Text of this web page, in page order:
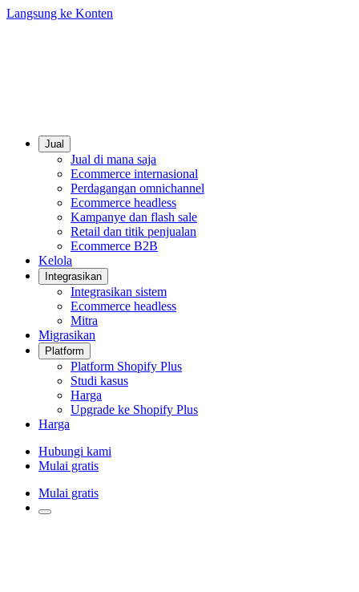
Langsung ke Konten
Jual
Jual di mana saja
Ecommerce internasional
Perdagangan omnichannel
Ecommerce headless
Kampanye dan flash sale
Retail dan titik penjualan
Ecommerce B2B
Kelola
Integrasikan
Integrasikan sistem
Ecommerce headless
Mitra
Migrasikan
Platform
Platform Shopify Plus
Studi kasus
Harga
Upgrade ke Shopify Plus
Harga
Hubungi kami
Mulai gratis
Mulai gratis